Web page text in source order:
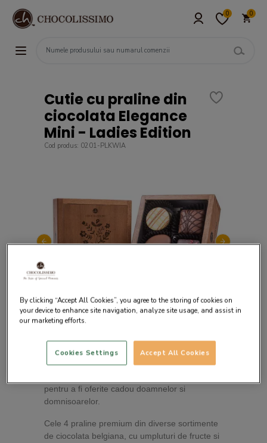
0 0
Cutie cu praline din
ciocolata Elegance
Mini - Ladies Edition
Cod produs: 0201-PLKWIA
Descrierea produsului
pentru a fi oferite cadou doamnelor si
domnisoarelor.
Cele 4 praline premium din diverse sortimente
de ciocolata belgiana, cu umpluturi de fructe si
By clicking “Accept All Cookies”, you agree to the storing of cookies on
your device to enhance site navigation, analyze site usage, and assist in
our marketing efforts.
Accept All Cookies
Cookies Settings